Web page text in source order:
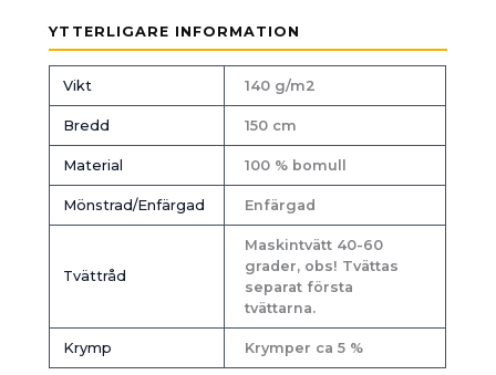
YTTERLIGARE INFORMATION
Vikt 140 g/m2
Bredd 150 cm
Material 100 % bomull
Mönstrad/Enfärgad Enfärgad
Tvättråd
Maskintvätt 40-60
grader, obs! Tvättas
separat första
tvättarna.
Krymp Krymper ca 5 %